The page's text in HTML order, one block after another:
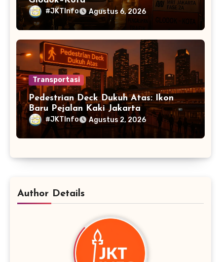
#JKTInfo Agustus 6, 2026
Transportasi
Pedestrian Deck Dukuh Atas: Ikon
Baru Pejalan Kaki Jakarta
#JKTInfo Agustus 2, 2026
Author Details